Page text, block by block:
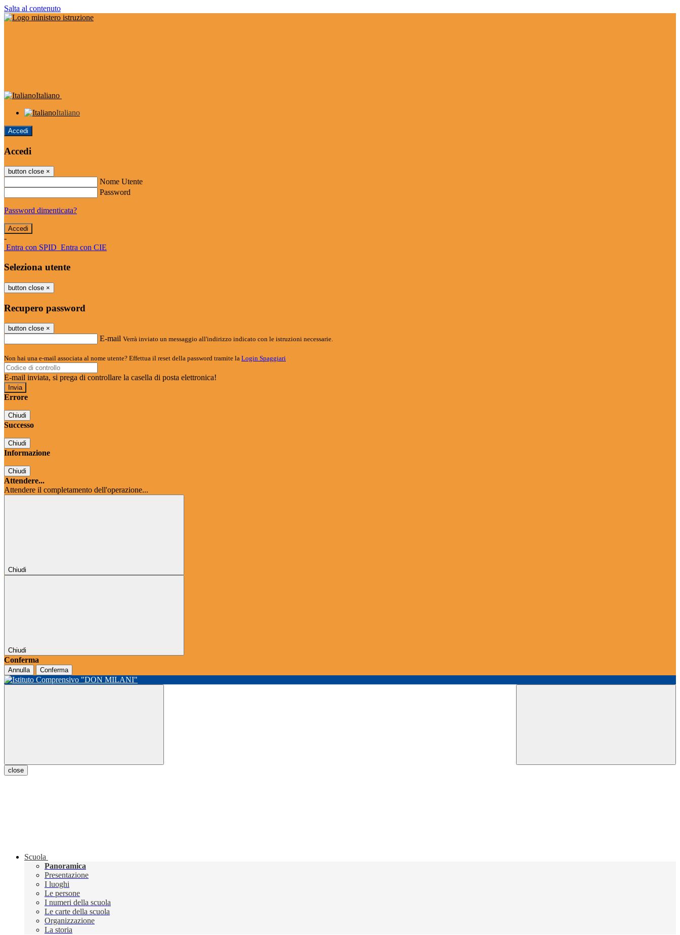
Salta al contenuto
Italiano
Italiano
Accedi
Accedi
button close ×
Nome Utente
Password
Password dimenticata?
-
Entra con SPID Entra con CIE
Seleziona utente
button close ×
Recupero password
button close ×
E-mail Verrà inviato un messaggio all'indirizzo indicato con le istruzioni necessarie.
Non hai una e-mail associata al nome utente? Effettua il reset della password tramite la Login Spaggiari
E-mail inviata, si prega di controllare la casella di posta elettronica!
Errore
Chiudi
Successo
Chiudi
Informazione
Chiudi
Attendere...
Attendere il completamento dell'operazione...
Chiudi
Chiudi
Conferma
Annulla Conferma
close
Scuola
Panoramica
Presentazione
I luoghi
Le persone
I numeri della scuola
Le carte della scuola
Organizzazione
La storia